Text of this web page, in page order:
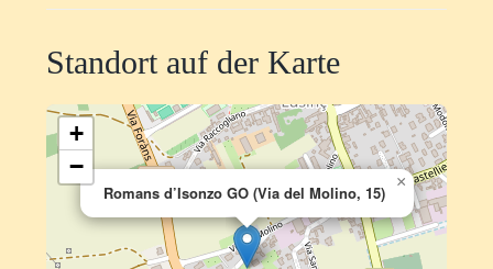
Standort auf der Karte
Romans d’Isonzo GO (Via del Molino, 15)
×
+
−